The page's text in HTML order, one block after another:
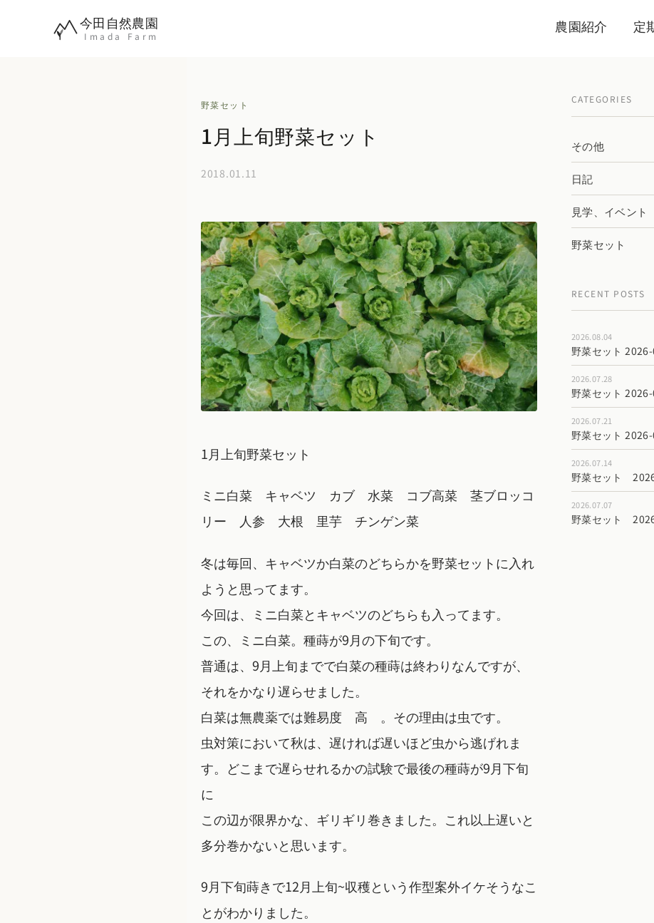
今田自然農園
Imada Farm
農園紹介 定
野菜セット
1月上旬野菜セット
2018.01.11
1月上旬野菜セット
ミニ白菜 キャベツ カブ 水菜 コブ高菜 茎ブロッコ
リー 人参 大根 里芋 チンゲン菜
冬は毎回、キャベツか白菜のどちらかを野菜セットに入れ
ようと思ってます。
今回は、ミニ白菜とキャベツのどちらも入ってます。
この、ミニ白菜。種蒔が9月の下旬です。
普通は、9月上旬までで白菜の種蒔は終わりなんですが、
それをかなり遅らせました。
白菜は無農薬では難易度 高 。その理由は虫です。
虫対策において秋は、遅ければ遅いほど虫から逃げれま
す。どこまで遅らせれるかの試験で最後の種蒔が9月下旬
に
この辺が限界かな、ギリギリ巻きました。これ以上遅いと
多分巻かないと思います。
9月下旬蒔きで12月上旬~収穫という作型案外イケそうなこ
とがわかりました。
CATEGORIES
その他
日記
見学、イベント
野菜セット
RECENT POSTS
2026.08.04
野菜セット
2026.07.28
野菜セット
2026.07.21
野菜セット
2026.07.14
野菜セット
2026.07.07
野菜セット